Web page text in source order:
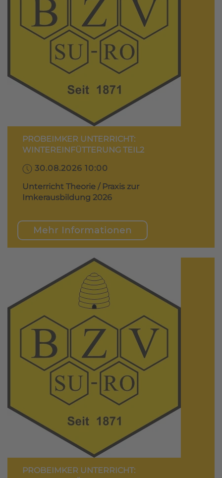
PROBEIMKER UNTERRICHT:
WINTEREINFÜTTERUNG TEIL2
30.08.2026 10:00
Unterricht Theorie / Praxis zur
Imkerausbildung 2026
Mehr Informationen
PROBEIMKER UNTERRICHT: